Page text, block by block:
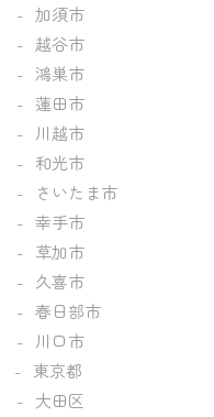
加須市
越谷市
鴻巣市
蓮田市
川越市
和光市
さいたま市
幸手市
草加市
久喜市
春日部市
川口市
東京都
大田区